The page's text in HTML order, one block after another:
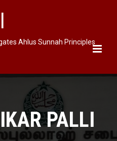
Ahlus Sunnah Principles
PALLI